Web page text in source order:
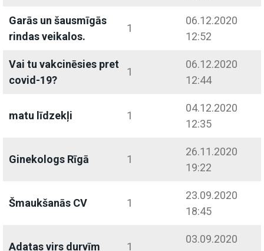
Garās un šausmīgās
rindas veikalos.
1
06.12.2020
12:52
Vai tu vakcinēsies pret
covid-19?
1
06.12.2020
12:44
matu līdzekļi 1
04.12.2020
12:35
Ginekologs Rīgā 1
26.11.2020
19:22
Šmaukšanās CV 1
23.09.2020
18:45
Adatas virs durvīm 1
03.09.2020